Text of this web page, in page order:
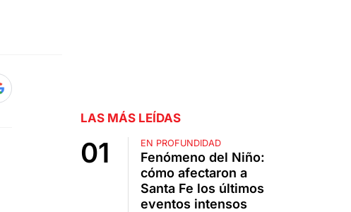
LAS MÁS LEÍDAS
EN PROFUNDIDAD
Fenómeno del Niño:
cómo afectaron a
Santa Fe los últimos
eventos intensos